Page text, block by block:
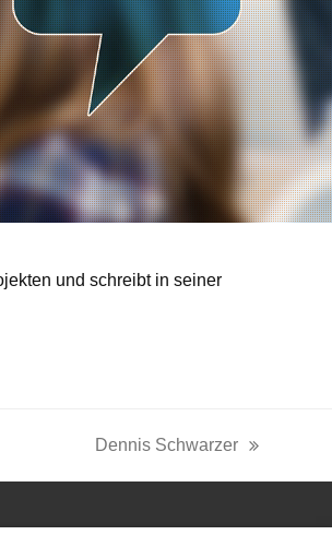
und schreibt in seiner
Nächster
Beitrag:
Dennis Schwarzer